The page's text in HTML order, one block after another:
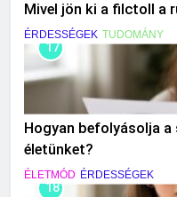
Mivel jön ki a filctoll a
ÉRDESSÉGEK TUDOMÁNY
17
Hogyan befolyásolja
életünket?
ÉLETMÓD ÉRDESSÉGEK
18